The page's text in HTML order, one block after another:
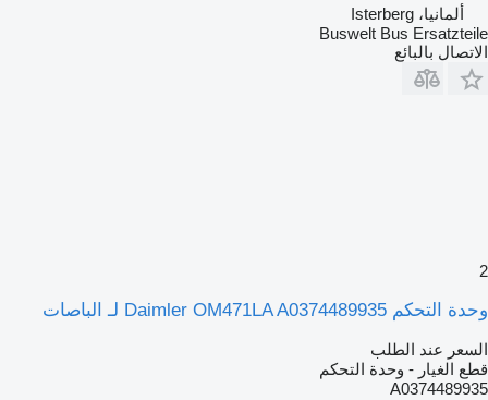
ألمانيا، Isterberg
Buswelt Bus Ersatzteile
الاتصال بالبائع
2
وحدة التحكم Daimler OM471LA A0374489935 لـ الباصات
السعر عند الطلب
قطع الغيار - وحدة التحكم
A0374489935